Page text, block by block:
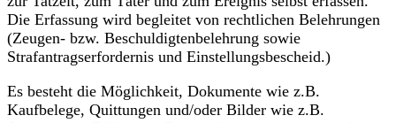
Die Erfassung wird begleitet von rechtlichen Belehrungen
(Zeugen- bzw. Beschuldigtenbelehrung sowie
Strafantragserfordernis und Einstellungsbescheid.)
Es besteht die Möglichkeit, Dokumente wie z.B.
Kaufbelege, Quittungen und/oder Bilder wie z.B.